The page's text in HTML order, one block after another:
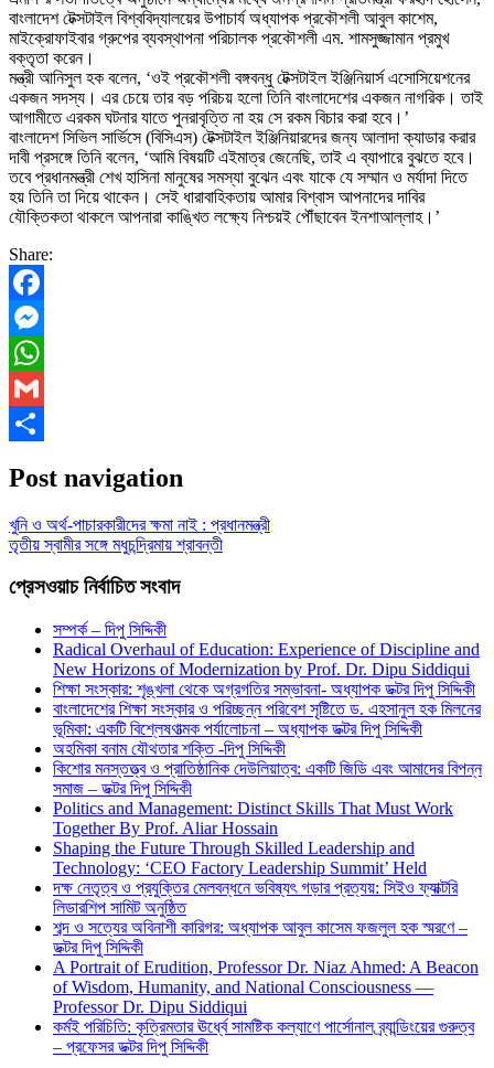
বাংলাদেশ টেক্সটাইল বিশ্ববিদ্যালয়ের উপাচার্য অধ্যাপক প্রকৌশলী আবুল কাশেম,
মাইক্রোফাইবার গ্রুপের ব্যবস্থাপনা পরিচালক প্রকৌশলী এম. শামসুজ্জামান প্রমুখ
বক্তৃতা করেন।
মন্ত্রী আনিসুল হক বলেন, ‘ওই প্রকৌশলী বঙ্গবন্ধু টেক্সটাইল ইঞ্জিনিয়ার্স এসোসিয়েশনের
একজন সদস্য। এর চেয়ে তার বড় পরিচয় হলো তিনি বাংলাদেশের একজন নাগরিক। তাই
আগামীতে এরকম ঘটনার যাতে পুনরাবৃত্তি না হয় সে রকম বিচার করা হবে।’
বাংলাদেশ সিভিল সার্ভিসে (বিসিএস) টেক্সটাইল ইঞ্জিনিয়ারদের জন্য আলাদা ক্যাডার করার
দাবী প্রসঙ্গে তিনি বলেন, ‘আমি বিষয়টি এইমাত্র জেনেছি, তাই এ ব্যাপারে বুঝতে হবে।
তবে প্রধানমন্ত্রী শেখ হাসিনা মানুষের সমস্যা বুঝেন এবং যাকে যে সম্মান ও মর্যাদা দিতে
হয় তিনি তা দিয়ে থাকেন। সেই ধারাবাহিকতায় আমার বিশ্বাস আপনাদের দাবির
যৌক্তিকতা থাকলে আপনারা কাঙ্খিত লক্ষ্যে নিশ্চয়ই পৌঁছাবেন ইনশাআল্লাহ।’
Share:
Facebook
Messenger
WhatsApp
Gmail
Post navigation
খুনি ও অর্থ-পাচারকারীদের ক্ষমা নাই : প্রধানমন্ত্রী
তৃতীয় স্বামীর সঙ্গে মধুচন্দ্রিমায় শ্রাবন্তী
প্রেসওয়াচ নির্বাচিত সংবাদ
সম্পর্ক – দিপু সিদ্দিকী
Radical Overhaul of Education: Experience of Discipline and
New Horizons of Modernization by Prof. Dr. Dipu Siddiqui
শিক্ষা সংস্কার: শৃঙ্খলা থেকে অগ্রগতির সম্ভাবনা- অধ্যাপক ডক্টর দিপু সিদ্দিকী
বাংলাদেশের শিক্ষা সংস্কার ও পরিচ্ছন্ন পরিবেশ সৃষ্টিতে ড. এহসানুল হক মিলনের
ভূমিকা: একটি বিশ্লেষণাত্মক পর্যালোচনা – অধ্যাপক ডক্টর দিপু সিদ্দিকী
অহমিকা বনাম যৌথতার শক্তি -দিপু সিদ্দিকী
কিশোর মনস্তত্ত্ব ও প্রাতিষ্ঠানিক দেউলিয়াত্ব: একটি জিডি এবং আমাদের বিপন্ন
সমাজ – ডক্টর দিপু সিদ্দিকী
Politics and Management: Distinct Skills That Must Work
Together By Prof. Aliar Hossain
Shaping the Future Through Skilled Leadership and
Technology: ‘CEO Factory Leadership Summit’ Held
দক্ষ নেতৃত্ব ও প্রযুক্তির মেলবন্ধনে ভবিষ্যৎ গড়ার প্রত্যয়: সিইও ফ্যাক্টরি
লিডারশিপ সামিট অনুষ্ঠিত
শব্দ ও সত্যের অবিনাশী কারিগর: অধ্যাপক আবুল কাসেম ফজলুল হক স্মরণে –
ডক্টর দিপু সিদ্দিকী
A Portrait of Erudition, Professor Dr. Niaz Ahmed: A Beacon
of Wisdom, Humanity, and National Consciousness —
Professor Dr. Dipu Siddiqui
কর্মই পরিচিতি: কৃত্রিমতার ঊর্ধ্বে সামষ্টিক কল্যাণে পার্সোনাল ব্র্যান্ডিংয়ের গুরুত্ব
– প্রফেসর ডক্টর দিপু সিদ্দিকী